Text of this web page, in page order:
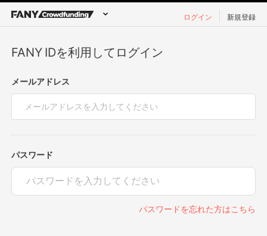
ログイン 新規登録
FANY IDを利用してログイン
メールアドレス
パスワード
パスワードを忘れた方はこちら